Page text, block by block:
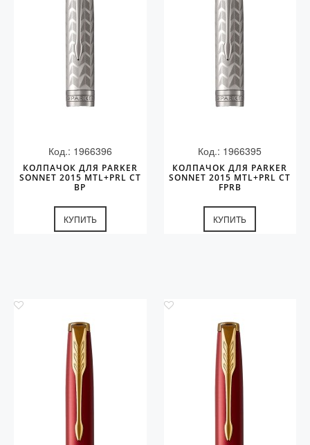
Код.: 1966396
КОЛПАЧОК ДЛЯ PARKER
SONNET 2015 MTL+PRL CT
BP
КУПИТЬ
Код.: 1966395
КОЛПАЧОК ДЛЯ PARKER
SONNET 2015 MTL+PRL CT
FPRB
КУПИТЬ